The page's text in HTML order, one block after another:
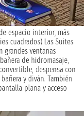
espacio interior, más
cuadrados) Las Suites
grandes ventanas
de hidromasaje,
despensa con
y diván. También
plana y acceso